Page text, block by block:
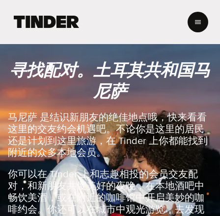
r
寻找配对。土耳其共和国马
尼萨
马尼萨 是结识新朋友的绝佳地点哦，快来看看
这里的交友约会机遇吧。不论你是这里的居民
还是计划到这里旅游，在 Tinder 上你都能找到
附近的众多本地会员。
你可以在 Tinder 上和志趣相投的会员交友配
对，和新朋友共度美好的夜晚，在本地酒吧中
畅饮美酒，或在附近的咖啡馆中开启美妙的咖
啡约会。你还可以在城市中观光游览，去发现